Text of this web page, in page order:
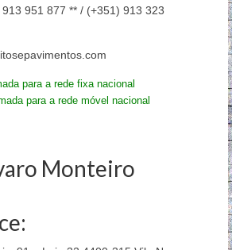
913 951 877 ** / (+351) 913 323
para a rede fixa nacional
para a rede móvel nacional
Monteiro